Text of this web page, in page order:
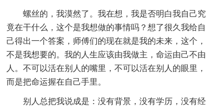
螺丝的，我漠然了。我在想，我是否明白我自己究
竟在干什么，这个是我想做的事情吗？想了很久我给自
己得出一个答案，师傅们的现在就是我的未来，这个，
不是我想要的。我的人生应该由我做主，命运由己不由
人。不可以活在别人的嘴里，不可以活在别人的眼里，
而是把命运握在自己手里。
别人总把我说成是：没有背景，没有学历，没有经